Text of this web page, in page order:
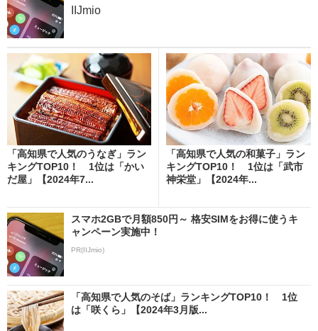
IIJmio
「高知県で人気のうなぎ」ラン
キングTOP10！ 1位は「かい
だ屋」【2024年7...
「高知県で人気の和菓子」ラン
キングTOP10！ 1位は「武市
神栄堂」【2024年...
スマホ2GBで月額850円～ 格安SIMをお得に使うキ
ャンペーン実施中！
PR(IIJmio)
「高知県で人気のそば」ランキングTOP10！ 1位
は「咲くら」【2024年3月版...